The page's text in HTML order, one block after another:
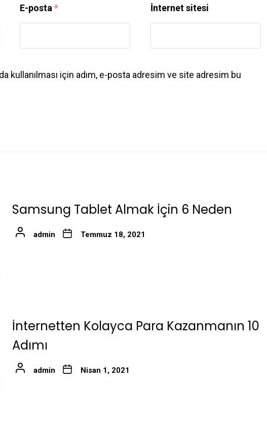
E-posta * İnternet sitesi
kullanılması için adım, e-posta adresim ve site adresim bu
Samsung Tablet Almak İçin 6 Neden
admin Temmuz 18, 2021
İnternetten Kolayca Para Kazanmanın 10
Adımı
admin Nisan 1, 2021